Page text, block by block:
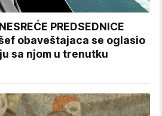
PREDSEDNICE
obaveštajaca se oglasio
sa njom u trenutku